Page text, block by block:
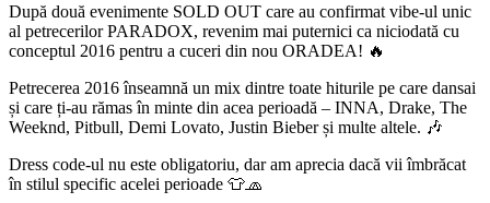
După două evenimente SOLD OUT care au confirmat vibe-ul unic
al petrecerilor PARADOX, revenim mai puternici ca niciodată cu
conceptul 2016 pentru a cuceri din nou ORADEA! 🔥
Petrecerea 2016 înseamnă un mix dintre toate hiturile pe care dansai
și care ți-au rămas în minte din acea perioadă – INNA, Drake, The
Weeknd, Pitbull, Demi Lovato, Justin Bieber și multe altele. 🎶
Dress code-ul nu este obligatoriu, dar am aprecia dacă vii îmbrăcat
în stilul specific acelei perioade 👕🧢